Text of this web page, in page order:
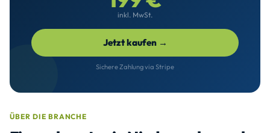
inkl. MwSt.
Jetzt kaufen →
Sichere Zahlung via Stripe
ÜBER DIE BRANCHE